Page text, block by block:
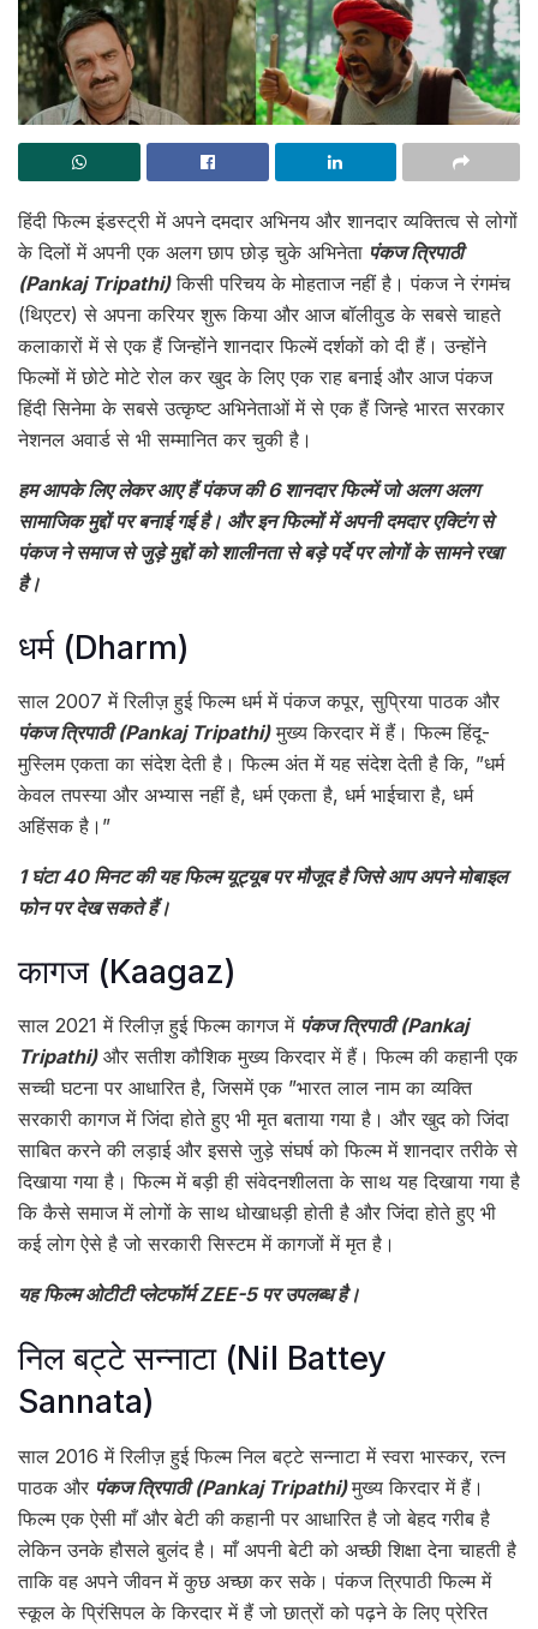
हिंदी फिल्म इंडस्ट्री में अपने दमदार अभिनय और शानदार व्यक्तित्व से लोगों
के दिलों में अपनी एक अलग छाप छोड़ चुके अभिनेता पंकज त्रिपाठी
(Pankaj Tripathi)किसी परिचय के मोहताज नहीं है। पंकज ने रंगमंच
(थिएटर) से अपना करियर शुरू किया और आज बॉलीवुड के सबसे चाहते
कलाकारों में से एक हैं जिन्होंने शानदार फिल्में दर्शकों को दी हैं। उन्होंने
फिल्मों में छोटे मोटे रोल कर खुद के लिए एक राह बनाई और आज पंकज
हिंदी सिनेमा के सबसे उत्कृष्ट अभिनेताओं में से एक हैं जिन्हे भारत सरकार
नेशनल अवार्ड से भी सम्मानित कर चुकी है।
हम आपके लिए लेकर आए हैं पंकज की 6 शानदार फिल्में जो अलग अलग
सामाजिक मुद्दों पर बनाई गई है। और इन फिल्मों में अपनी दमदार एक्टिंग से
पंकज ने समाज से जुड़े मुद्दों को शालीनता से बड़े पर्दे पर लोगों के सामने रखा
है।
धर्म (Dharm)
साल 2007 में रिलीज़ हुई फिल्म धर्म में पंकज कपूर, सुप्रिया पाठक और
पंकज त्रिपाठी (Pankaj Tripathi)मुख्य किरदार में हैं। फिल्म हिंदू-
मुस्लिम एकता का संदेश देती है। फिल्म अंत में यह संदेश देती है कि, ”धर्म
केवल तपस्या और अभ्यास नहीं है, धर्म एकता है, धर्म भाईचारा है, धर्म
अहिंसक है।”
1 घंटा 40 मिनट की यह फिल्म यूट्यूब पर मौजूद है जिसे आप अपने मोबाइल
फोन पर देख सकते हैं।
कागज (Kaagaz)
साल 2021 में रिलीज़ हुई फिल्म कागज में पंकज त्रिपाठी (Pankaj
Tripathi)और सतीश कौशिक मुख्य किरदार में हैं। फिल्म की कहानी एक
सच्ची घटना पर आधारित है, जिसमें एक ”भारत लाल नाम का व्यक्ति
सरकारी कागज में जिंदा होते हुए भी मृत बताया गया है। और खुद को जिंदा
साबित करने की लड़ाई और इससे जुड़े संघर्ष को फिल्म में शानदार तरीके से
दिखाया गया है। फिल्म में बड़ी ही संवेदनशीलता के साथ यह दिखाया गया है
कि कैसे समाज में लोगों के साथ धोखाधड़ी होती है और जिंदा होते हुए भी
कई लोग ऐसे है जो सरकारी सिस्टम में कागजों में मृत है।
यह फिल्म ओटीटी प्लेटफॉर्म ZEE-5 पर उपलब्ध है।
निल बट्टे सन्नाटा (Nil Battey
Sannata)
साल 2016 में रिलीज़ हुई फिल्म निल बट्टे सन्नाटा में स्वरा भास्कर, रत्न
पाठक और पंकज त्रिपाठी (Pankaj Tripathi)मुख्य किरदार में हैं।
फिल्म एक ऐसी माँ और बेटी की कहानी पर आधारित है जो बेहद गरीब है
लेकिन उनके हौसले बुलंद है। माँ अपनी बेटी को अच्छी शिक्षा देना चाहती है
ताकि वह अपने जीवन में कुछ अच्छा कर सके। पंकज त्रिपाठी फिल्म में
स्कूल के प्रिंसिपल के किरदार में हैं जो छात्रों को पढ़ने के लिए प्रेरित